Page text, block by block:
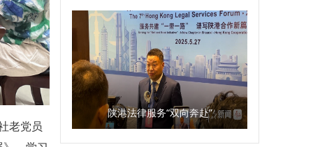
老党员
陕港法律服务“双向奔赴”